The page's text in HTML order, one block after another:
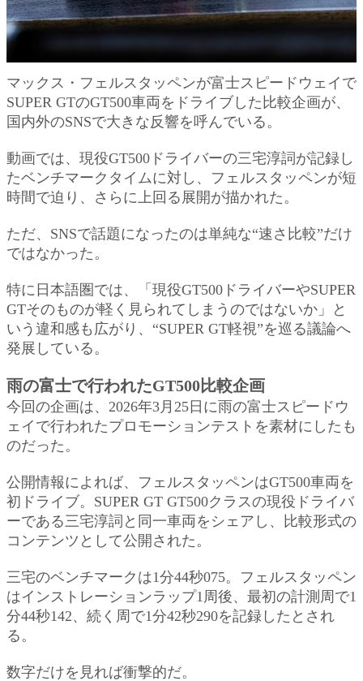
マックス・フェルスタッペンが富士スピードウェイで
SUPER GTのGT500車両をドライブした比較企画が、
国内外のSNSで大きな反響を呼んでいる。
動画では、現役GT500ドライバーの三宅淳詞が記録し
たベンチマークタイムに対し、フェルスタッペンが短
時間で迫り、さらに上回る展開が描かれた。
ただ、SNSで話題になったのは単純な“速さ比較”だけ
ではなかった。
特に日本語圏では、「現役GT500ドライバーやSUPER
GTそのものが軽く見られてしまうのではないか」と
いう違和感も広がり、“SUPER GT軽視”を巡る議論へ
発展している。
雨の富士で行われたGT500比較企画
今回の企画は、2026年3月25日に雨の富士スピードウ
ェイで行われたプロモーションテストを素材にしたも
のだった。
公開情報によれば、フェルスタッペンはGT500車両を
初ドライブ。SUPER GT GT500クラスの現役ドライバ
ーである三宅淳詞と同一車両をシェアし、比較形式の
コンテンツとして公開された。
三宅のベンチマークは1分44秒075。フェルスタッペン
はインストレーションラップ1周後、最初の計測周で1
分44秒142、続く周で1分42秒290を記録したとされ
る。
数字だけを見れば衝撃的だ。